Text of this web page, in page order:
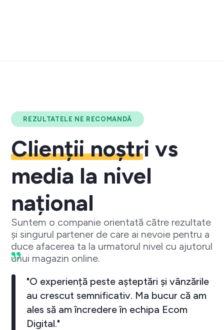
REZULTATELE NE RECOMANDĂ
Clienții noștri vs
media la nivel
național
Suntem o companie orientată către rezultate
și singurul partener de care ai nevoie pentru a
duce afacerea ta la urmatorul nivel cu ajutorul
unui magazin online.
"O experiență peste așteptări și vânzările
au crescut semnificativ. Ma bucur că am
ales să am încredere în echipa Ecom
Digital."